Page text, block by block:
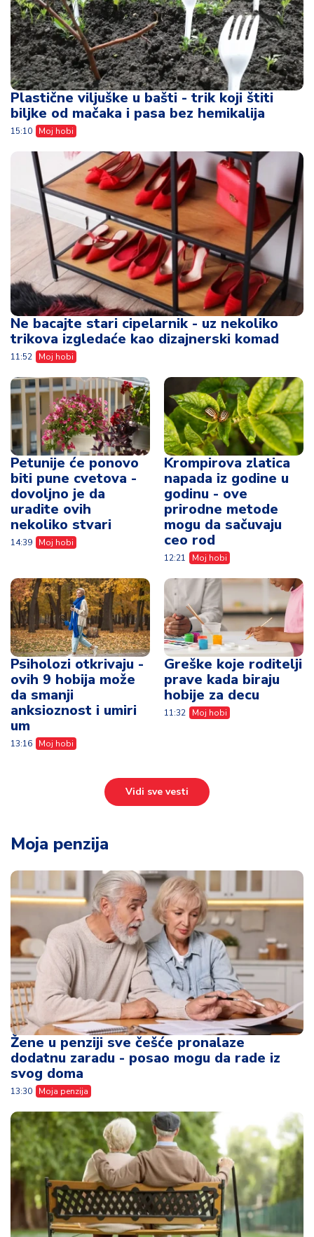
Plastične viljuške u bašti - trik koji štiti
biljke od mačaka i pasa bez hemikalija
15:10 Moj hobi
Ne bacajte stari cipelarnik - uz nekoliko
trikova izgledaće kao dizajnerski komad
11:52 Moj hobi
Petunije će ponovo
biti pune cvetova -
dovoljno je da
uradite ovih
nekoliko stvari
14:39 Moj hobi
Krompirova zlatica
napada iz godine u
godinu - ove
prirodne metode
mogu da sačuvaju
ceo rod
12:21 Moj hobi
Psiholozi otkrivaju -
ovih 9 hobija može
da smanji
anksioznost i umiri
um
13:16 Moj hobi
Greške koje roditelji
prave kada biraju
hobije za decu
11:32 Moj hobi
Vidi sve vesti
Moja penzija
Žene u penziji sve češće pronalaze
dodatnu zaradu - posao mogu da rade iz
svog doma
13:30 Moja penzija